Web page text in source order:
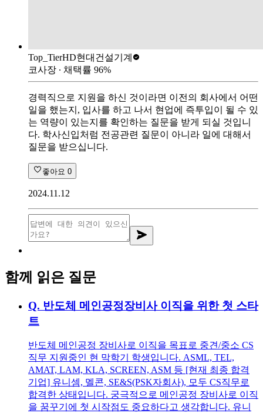
Top_TierHD현대건설기계
코사장 ∙ 채택률 96%
경력직으로 지원을 하신 것이라면 이전의 회사에서 어떤
일을 했는지, 입사를 하고 나서 현업에 즉투입이 될 수 있
는 역량이 있는지를 확인하는 질문을 받게 되실 것입니
다. 학사신입처럼 전공관련 질문이 아니라 일에 대해서
질문을 받으십니다.
좋아요 0
2024.11.12
함께 읽은 질문
Q. 반도체 메인공정장비사 이직을 위한 첫 스타
트
반도체 메인공정 장비사로 이직을 목표로 중견/중소 CS
직무 지원중인 현 막학기 학생입니다. ASML, TEL,
AMAT, LAM, KLA, SCREEN, ASM 등 [현재 최종 합격
기업] 유니셈, 멜콘, SE&S(PSK자회사), 모두 CS직무로
합격한 상태입니다. 궁극적으로 메인공정 장비사로 이직
을 꿈꾸기에 첫 시작점도 중요하다고 생각합니다. 유니